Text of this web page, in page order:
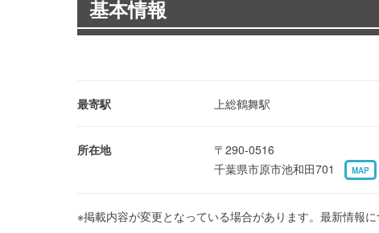
基本情報
最寄駅 上総鶴舞駅
所在地
〒290-0516
千葉県市原市池和田701
MAP
※掲載内容が変更となっている場合があります。最新情報